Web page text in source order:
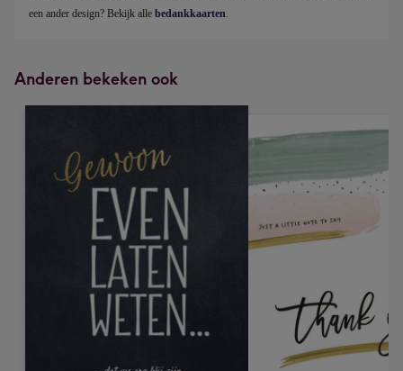
een ander design? Bekijk alle bedankkaarten.
Anderen bekeken ook